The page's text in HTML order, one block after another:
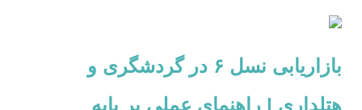
بازاریابی نسل ۶ در گردشگری و
هتلداری | راهنمای عملی بر پایه